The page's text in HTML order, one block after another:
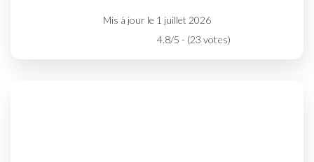
Mis à jour le 1 juillet 2026
4.8/5 - (23 votes)